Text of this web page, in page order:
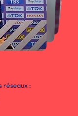
réseaux :